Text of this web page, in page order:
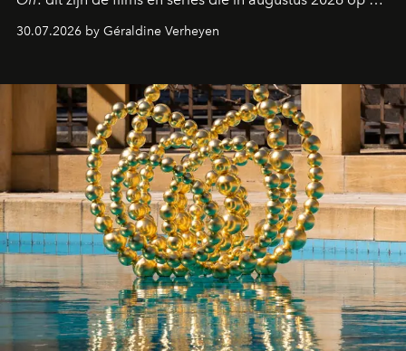
30.07.2026 by Géraldine Verheyen